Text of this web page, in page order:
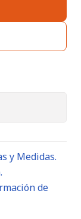
y Medidas.
de